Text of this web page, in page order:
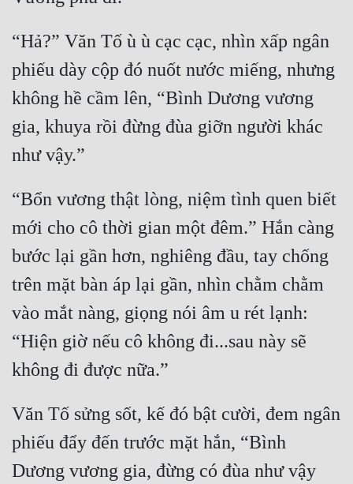
“Hả?” Văn Tố ù ù cạc cạc, nhìn xấp ngân
phiếu dày cộp đó nuốt nước miếng, nhưng
không hề cầm lên, “Bình Dương vương
gia, khuya rồi đừng đùa giỡn người khác
“Bổn vương thật lòng, niệm tình quen biết
mới cho cô thời gian một đêm.” Hắn càng
bước lại gần hơn, nghiêng đầu, tay chống
trên mặt bàn áp lại gần, nhìn chằm chằm
vào mắt nàng, giọng nói âm u rét lạnh:
“Hiện giờ nếu cô không đi...sau này sẽ
Văn Tố sửng sốt, kế đó bật cười, đem ngân
phiếu đẩy đến trước mặt hắn, “Bình
Dương vương gia, đừng có đùa như vậy